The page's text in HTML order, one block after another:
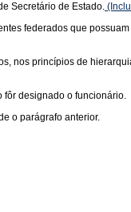
Secretário de Estado.
federados que
nos princípios de
fôr designado o funcionário.
o parágrafo anterior.